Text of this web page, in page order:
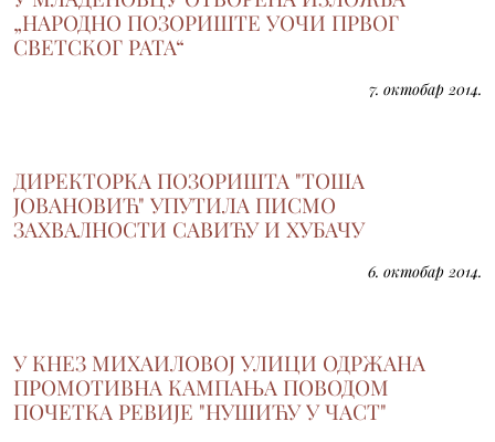
„НАРОДНО ПОЗОРИШТЕ УОЧИ ПРВОГ
СВЕТСКОГ РАТА“
7. октобар 2014.
ДИРЕКТОРКА ПОЗОРИШТА "ТОША
ЈОВАНОВИЋ" УПУТИЛА ПИСМО
ЗАХВАЛНОСТИ САВИЋУ И ХУБАЧУ
6. октобар 2014.
У КНЕЗ МИХАИЛОВОЈ УЛИЦИ ОДРЖАНА
ПРОМОТИВНА КАМПАЊА ПОВОДОМ
ПОЧЕТКА РЕВИЈЕ "НУШИЋУ У ЧАСТ"